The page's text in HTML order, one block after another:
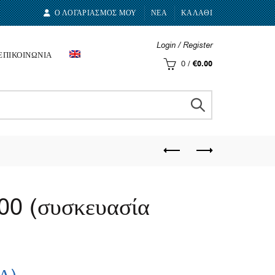
Ο ΛΟΓΑΡΙΑΣΜΟΣ ΜΟΥ ΝΕΑ ΚΑΛΑΘΙ
Login / Register
0 / €0.00
(συσκευασία